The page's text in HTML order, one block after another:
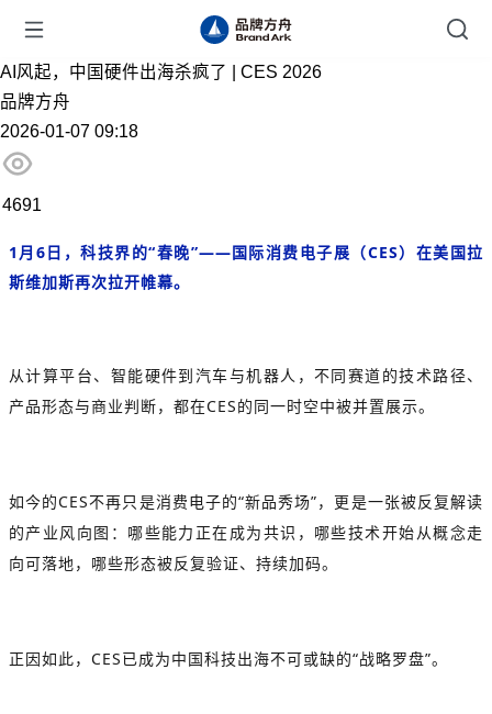
AI风起，中国硬件出海杀疯了 | CES 2026
品牌方舟
2026-01-07 09:18
4691
1月6日，科技界的“春晚”——国际消费电子展（CES）在美国拉
斯维加斯再次拉开帷幕。
从计算平台、智能硬件到汽车与机器人，不同赛道的技术路径、
产品形态与商业判断，都在CES的同一时空中被并置展示。
如今的CES不再只是消费电子的“新品秀场”，更是一张被反复解读
的产业风向图：哪些能力正在成为共识，哪些技术开始从概念走
向可落地，哪些形态被反复验证、持续加码。
正因如此，CES已成为中国科技出海不可或缺的“战略罗盘”。